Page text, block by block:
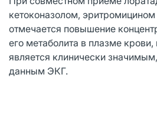
кетоконазолом,
отмечается повышение
его метаболита в плазме
является клинически
данным ЭКГ.